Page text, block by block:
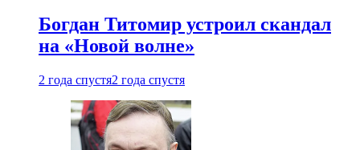
Богдан Титомир устроил скандал
на «Новой волне»
2 года спустя2 года спустя